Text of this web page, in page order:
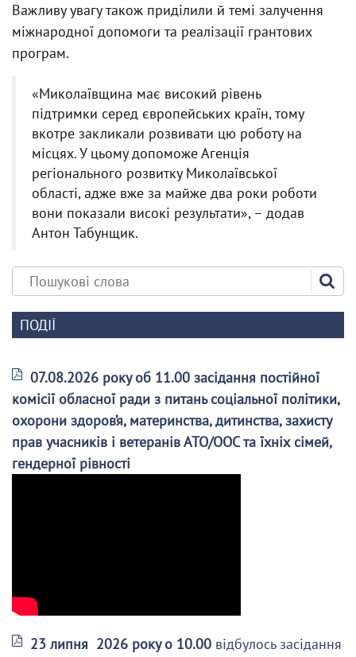
Важливу увагу також приділили й темі залучення
міжнародної допомоги та реалізації грантових
програм.
«Миколаївщина має високий рівень
підтримки серед європейських країн, тому
вкотре закликали розвивати цю роботу на
місцях. У цьому допоможе Агенція
регіонального розвитку Миколаївської
області, адже вже за майже два роки роботи
вони показали високі результати», – додав
Антон Табунщик.
ПОДІЇ
07.08.2026 року об 11.00 засідання постійної
комісії обласної ради з питань соціальної політики,
охорони здоров’я, материнства, дитинства, захисту
прав учасників і ветеранів АТО/ООС та їхніх сімей,
гендерної рівності
23 липня 2026 року о 10.00 відбулось засідання